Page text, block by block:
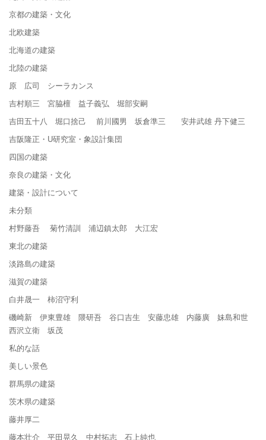
京都の建築・文化
北欧建築
北海道の建築
北陸の建築
原 広司 シーラカンス
吉村順三 宮脇檀 益子義弘 堀部安嗣
吉田五十八 堀口捨己 前川國男 坂倉準三 安井武雄 丹下健三
吉阪隆正・U研究室・象設計集団
四国の建築
奈良の建築・文化
建築・設計について
未分類
村野藤吾 菊竹清訓 浦辺鎮太郎 大江宏
東北の建築
淡路島の建築
滋賀の建築
白井晟一 柿沼守利
磯崎新 伊東豊雄 隈研吾 谷口吉生 安藤忠雄 内藤廣 妹島和世
西沢立衛 坂茂
私的な話
美しい景色
群馬県の建築
茨木県の建築
藤井厚二
藤本壮介 平田晃久 中村拓志 石上純也